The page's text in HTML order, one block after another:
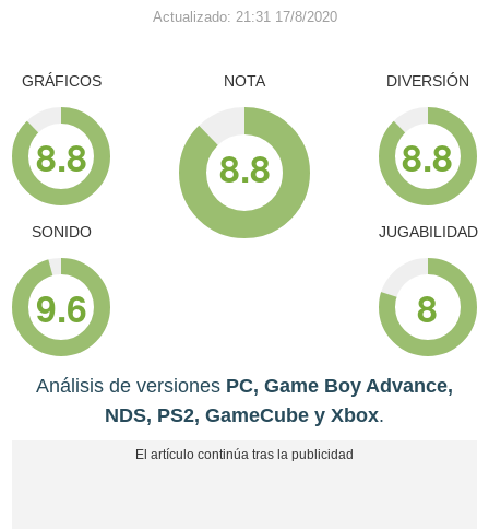
Actualizado: 21:31 17/8/2020
GRÁFICOS
8.8
SONIDO
9.6
NOTA
8.8
DIVERSIÓN
8.8
JUGABILIDAD
8
Análisis de versiones PC, Game Boy Advance,
NDS, PS2, GameCube y Xbox.